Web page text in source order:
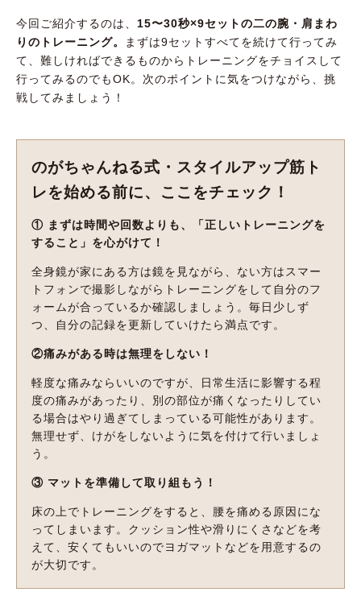
今回ご紹介するのは、 15〜30秒×9セットの二の腕・肩まわ
りのトレーニング。
まずは9セットすべてを続けて行ってみ
て、難しければできるものからトレーニングをチョイスして
行ってみるのでもOK。次のポイントに気をつけながら、挑
戦してみましょう！
のがちゃんねる式・スタイルアップ筋ト
レを始める前に、ここをチェック！
① まずは時間や回数よりも、「正しいトレーニングを
すること」を心がけて！
全身鏡が家にある方は鏡を見ながら、ない方はスマー
トフォンで撮影しながらトレーニングをして自分のフ
ォームが合っているか確認しましょう。毎日少しず
つ、自分の記録を更新していけたら満点です。
②痛みがある時は無理をしない！
軽度な痛みならいいのですが、日常生活に影響する程
度の痛みがあったり、別の部位が痛くなったりしてい
る場合はやり過ぎてしまっている可能性があります。
無理せず、けがをしないように気を付けて行いましょ
う。
③ マットを準備して取り組もう！
床の上でトレーニングをすると、腰を痛める原因にな
ってしまいます。クッション性や滑りにくさなどを考
えて、安くてもいいのでヨガマットなどを用意するの
が大切です。